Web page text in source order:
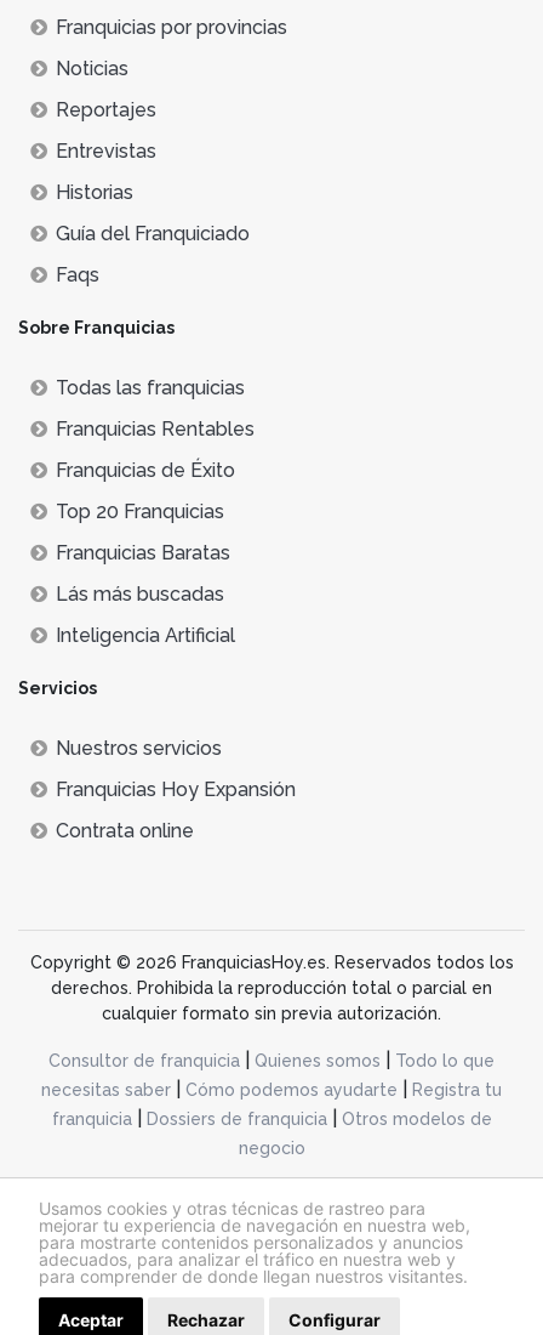
Usamos cookies y otras técnicas de rastreo para
mejorar tu experiencia de navegación en nuestra web,
para mostrarte contenidos personalizados y anuncios
adecuados, para analizar el tráfico en nuestra web y
para comprender de donde llegan nuestros visitantes.
Aceptar Rechazar Configurar
Solicitar información
Franquicias por provincias
Noticias
Reportajes
Entrevistas
Historias
Guía del Franquiciado
Faqs
Sobre Franquicias
Todas las franquicias
Franquicias Rentables
Franquicias de Éxito
Top 20 Franquicias
Franquicias Baratas
Lás más buscadas
Inteligencia Artificial
Servicios
Nuestros servicios
Franquicias Hoy Expansión
Contrata online
Copyright © 2026 FranquiciasHoy.es. Reservados todos los
derechos. Prohibida la reproducción total o parcial en
cualquier formato sin previa autorización.
Consultor de franquicia Quienes somos
Todo lo que
necesitas saber
Cómo podemos ayudarte
Registra tu
franquicia| Dossiers de franquicia|
Otros modelos de
negocio
@franquiciashoy.es |Aviso legal| Política de cookies|Política de privacidad